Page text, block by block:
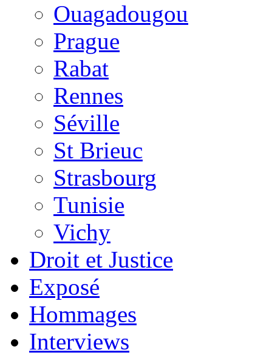
Ouagadougou
Prague
Rabat
Rennes
Séville
St Brieuc
Strasbourg
Tunisie
Vichy
Droit et Justice
Exposé
Hommages
Interviews